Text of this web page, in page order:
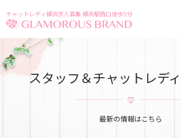
チャットレディ横浜求人募集 横浜駅西口徒歩5分
スタッフ＆チャットレデ
最新の情報はこちら